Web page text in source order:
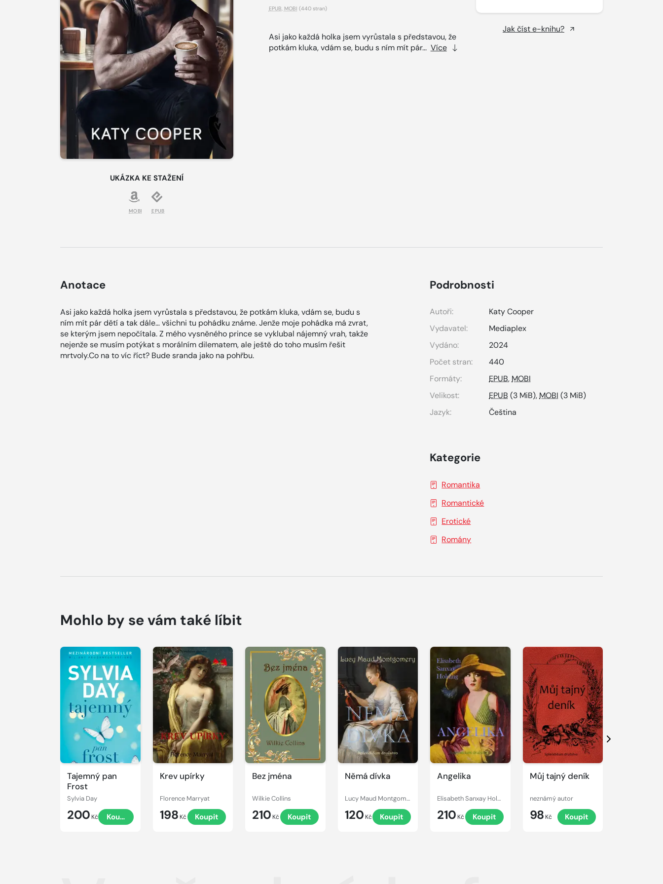
UKÁZKA KE STAŽENÍ
MOBI EPUB
EPUB MOBI (440 stran)
Asi jako každá holka jsem vyrůstala s představou, že
potkám kluka, vdám se, budu s ním mít pár... Více
Jak číst e-knihu?
Anotace
Asi jako každá holka jsem vyrůstala s představou, že potkám kluka, vdám se, budu s
ním mít pár dětí a tak dále… všichni tu pohádku známe. Jenže moje pohádka má zvrat,
se kterým jsem nepočítala. Z mého vysněného prince se vyklubal nájemný vrah, takže
nejenže se musím potýkat s morálním dilematem, ale ještě do toho musím řešit
mrtvoly.Co na to víc říct? Bude sranda jako na pohřbu.
Podrobnosti
Autoři:
Katy Cooper
Vydavatel:
Mediaplex
Vydáno:
2024
Počet stran:
440
Formáty:
EPUB, MOBI
Velikost:
EPUB (3 MiB), MOBI (3 MiB)
Jazyk:
Čeština
Kategorie
Romantika
Romantické
Erotické
Romány
Mohlo by se vám také líbit
Tajemný pan
Frost
Sylvia Day
200 Kč Koupit
Krev upírky
Florence Marryat
198 Kč Koupit
Bez jména
Wilkie Collins
210 Kč Koupit
Němá dívka
Lucy Maud Montgomery
120 Kč Koupit
Angelika
Elisabeth Sanxay Holding
210 Kč Koupit
Můj tajný deník
neznámý autor
98 Kč Koupit
Další